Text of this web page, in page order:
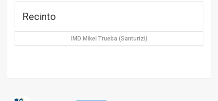
Recinto
IMD Mikel Trueba (Santurtzi)